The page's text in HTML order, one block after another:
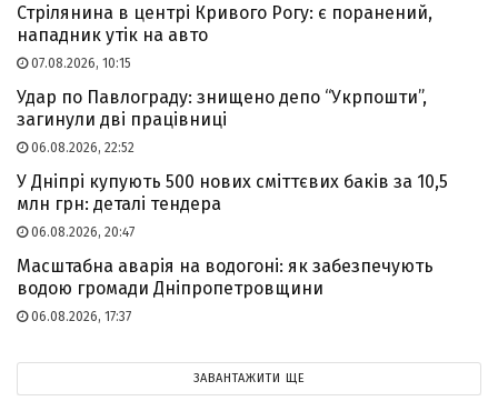
Стрілянина в центрі Кривого Рогу: є поранений,
нападник утік на авто
07.08.2026, 10:15
Удар по Павлограду: знищено депо “Укрпошти”,
загинули дві працівниці
06.08.2026, 22:52
У Дніпрі купують 500 нових сміттєвих баків за 10,5
млн грн: деталі тендера
06.08.2026, 20:47
Масштабна аварія на водогоні: як забезпечують
водою громади Дніпропетровщини
06.08.2026, 17:37
ЗАВАНТАЖИТИ ЩЕ